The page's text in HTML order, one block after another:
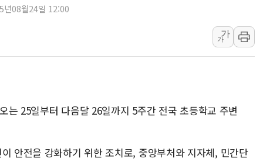
미 연준 매파 기세 꺾이나…고용 감소에 9월 동결 전망 우
[종합] 이슬람 수니파 3국, '공동방위협정' 체결… 이스라
트럼프, 백신·자폐증 행정명령 검토…"이르면 다음 주"
美 항소법원, 백악관 무도회장 공사 중단 명령…트럼프 제
[AI MY 뉴스] 뉴욕 반도체주 프리뷰...美 고용 쇼크에 반
[종합] 美 7월 고용 2만3000명 감소 '쇼크'…9월 금리 인
년08월24일 12:00
가
가
25일부터 다음달 26일까지 5주간 전국 초등학교 주변
안전을 강화하기 위한 조치로, 중앙부처와 지자체, 민간단